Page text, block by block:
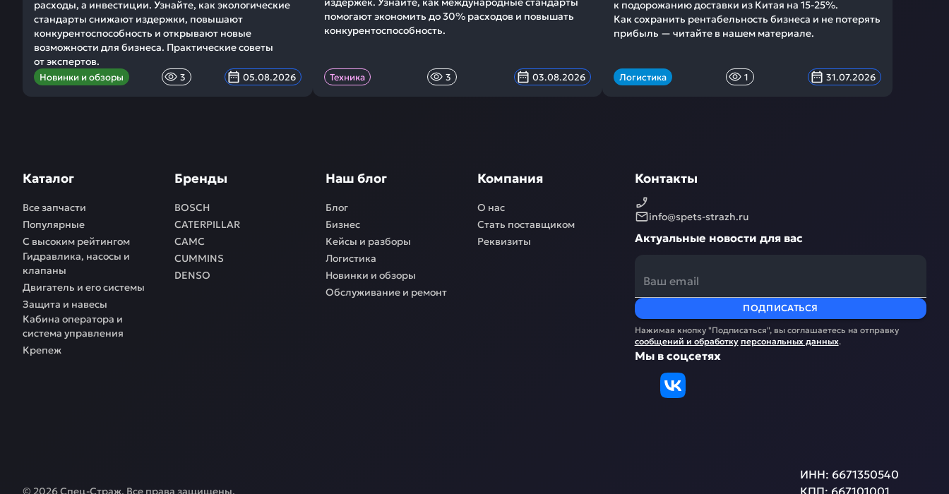
расходы, а инвестиции. Узнайте, как экологические
стандарты снижают издержки, повышают
конкурентоспособность и открывают новые
возможности для бизнеса. Практические советы
от экспертов.
Новинки и обзоры 3 05.08.2026
помогают экономить до 30% расходов и повышать
конкурентоспособность.
Техника 3 03.08.2026
к подорожанию доставки из Китая на 15-25%.
Как сохранить рентабельность бизнеса и не потерять
прибыль — читайте в нашем материале.
Логистика 1 31.07.2026
Каталог
Все запчасти
Популярные
С высоким рейтингом
Гидравлика, насосы и
клапаны
Двигатель и его системы
Защита и навесы
Кабина оператора и
система управления
Крепеж
Бренды
BOSCH
CATERPILLAR
CAMC
CUMMINS
DENSO
Наш блог
Блог
Бизнес
Кейсы и разборы
Логистика
Новинки и обзоры
Обслуживание и ремонт
Компания
О нас
Стать поставщиком
Реквизиты
Контакты
info@spets-strazh.ru
Актуальные новости для вас
ПОДПИСАТЬСЯ
Нажимая кнопку "Подписаться", вы соглашаетесь на отправку
сообщений и обработку персональных данных.
Мы в соцсетях
© 2026Спец-Страж. Все права защищены.
ИНН: 6671350540
КПП: 667101001